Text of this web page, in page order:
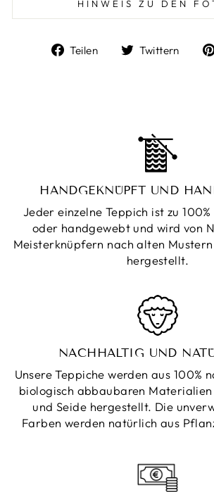
HINWEIS ZU DEN
Teilen
Auf
Twittern
Auf
HANDGEKNÜPFT UND
Jeder einzelne Teppich ist zu
oder handgewebt und wird von
Meisterknüpfern nach alten
hergestellt.
NACHHALTIG UND
Unsere Teppiche werden aus 100%
biologisch abbaubaren
und Seide hergestellt. Die
Farben werden natürlich aus